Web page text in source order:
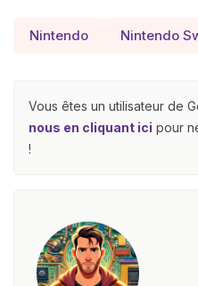
Nintendo Nintendo
Vous êtes un utilisateur de
nous en cliquant ici pour
!